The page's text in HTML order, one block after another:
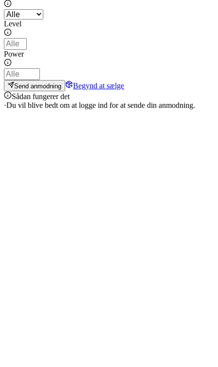
Level
Power
Send anmodning
Begynd at sælge
Sådan fungerer det
·Du vil blive bedt om at logge ind for at sende din anmodning.